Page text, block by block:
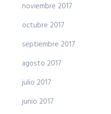
noviembre 2017
octubre 2017
septiembre 2017
agosto 2017
julio 2017
junio 2017